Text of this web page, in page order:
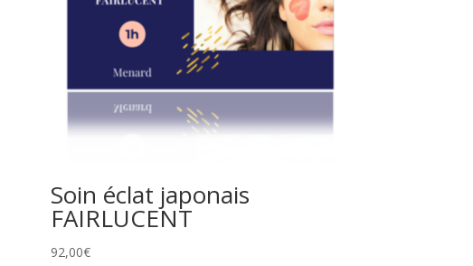
Soin éclat japonais
FAIRLUCENT
92,00€